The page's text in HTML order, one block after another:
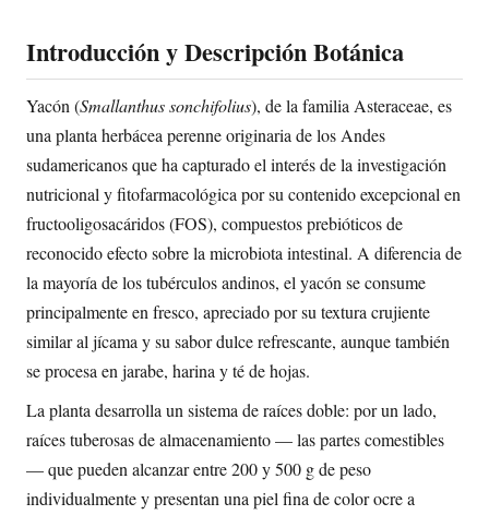
Introducción y Descripción Botánica
Yacón (Smallanthus sonchifolius), de la familia Asteraceae, es
una planta herbácea perenne originaria de los Andes
sudamericanos que ha capturado el interés de la investigación
nutricional y fitofarmacológica por su contenido excepcional en
fructooligosacáridos (FOS), compuestos prebióticos de
reconocido efecto sobre la microbiota intestinal. A diferencia de
la mayoría de los tubérculos andinos, el yacón se consume
principalmente en fresco, apreciado por su textura crujiente
similar al jícama y su sabor dulce refrescante, aunque también
se procesa en jarabe, harina y té de hojas.
La planta desarrolla un sistema de raíces doble: por un lado,
raíces tuberosas de almacenamiento — las partes comestibles
— que pueden alcanzar entre 200 y 500 g de peso
individualmente y presentan una piel fina de color ocre a